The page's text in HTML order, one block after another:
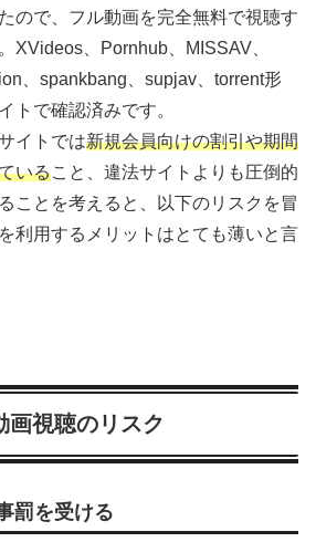
ので、フル動画を完全無料で視聴す
XVideos、Pornhub、MISSAV、
、spankbang、supjav、torrent形
トで確認済みです。
イトでは新規会員向けの割引や期間
いること、違法サイトよりも圧倒的
ことを考えると、以下のリスクを冒
利用するメリットはとても薄いと言
画視聴のリスク
罰を受ける